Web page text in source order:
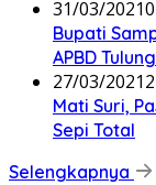
31/03/2021
Bupati
APBD
27/03/2021
Mati Suri,
Sepi Total
Selengkapnya